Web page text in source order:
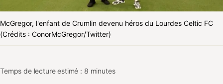
McGregor, l'enfant de Crumlin devenu héros du Lourdes Celtic FC
(Crédits : ConorMcGregor/Twitter)
Temps de lecture estimé : 8 minutes